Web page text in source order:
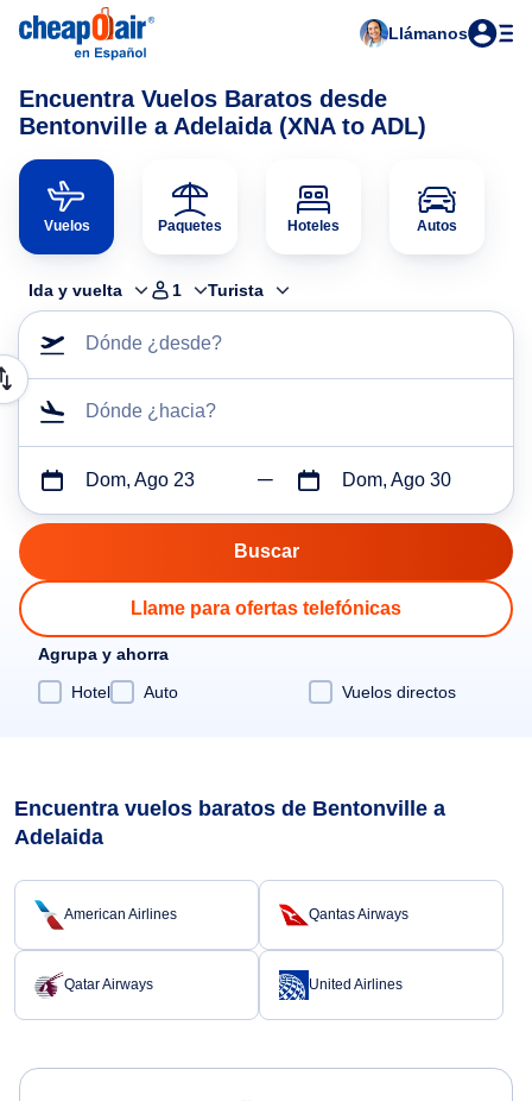
Llámanos
Encuentra Vuelos Baratos desde
Bentonville a Adelaida (XNA to ADL)
Vuelos Paquetes Hoteles Autos
Ida y vuelta 1 Turista
Dónde ¿desde?
Dónde ¿hacia?
Dom, Ago 23 Dom, Ago 30
Llame para ofertas telefónicas
Agrupa y ahorra
Hotel
Auto Vuelos directos
Encuentra vuelos baratos de Bentonville a
Adelaida
American Airlines Qantas Airways
Qatar Airways United Airlines